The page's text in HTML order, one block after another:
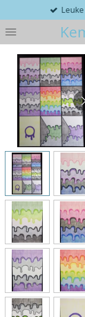
direct
naar
de
hoofdinhoud